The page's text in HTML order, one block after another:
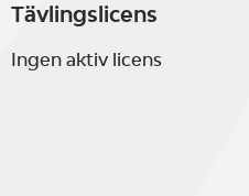
Tävlingslicens
Ingen aktiv licens